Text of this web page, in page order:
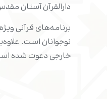
دارالقرآن آستان مقدس
برنامه‌های قرآنی
خارجی دعوت شده